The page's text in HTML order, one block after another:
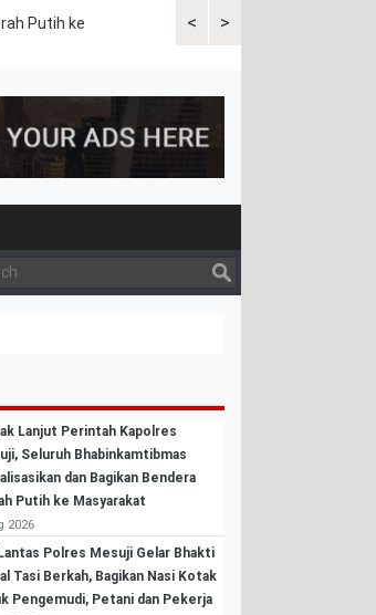
<
Putih ke
Sat Lantas Polres Mesuji
>
Lanjut Perintah Kapolres
Seluruh Bhabinkamtibmas
dan Bagikan Bendera
Putih ke Masyarakat
2026
Polres Mesuji Gelar Bhakti
Tasi Berkah, Bagikan Nasi Kotak
Pengemudi, Petani dan Pekerja